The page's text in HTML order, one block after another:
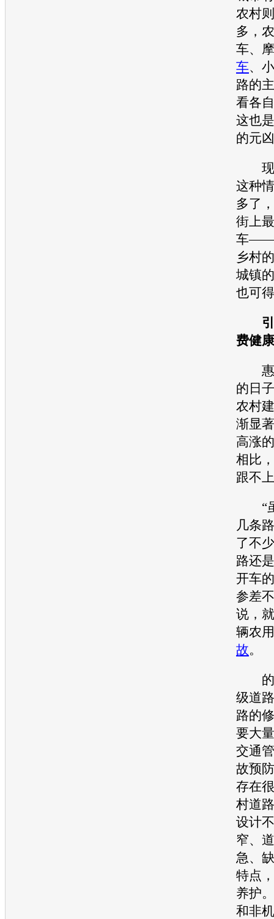
农村
多，
车、
车、
路的
看各
这也
的元
现
这种
多了
街上
车——
乡村
城镇
也可
费健
惠
的日
农村
渐显
高涨
相比
跟不
“虽
几条
了不
路还
开车
参差
说，
辆农
故。
的
级道
路的
要大
交通
故预
存在
村道
设计
窄、
急、
特点
养护
和非